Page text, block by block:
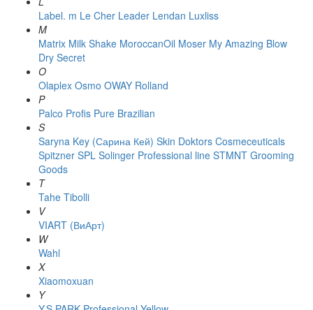
Label. m Le Cher Leader Lendan Luxliss
M
Matrix Milk Shake MoroccanOil Moser My Amazing Blow
Dry Secret
O
Olaplex Osmo OWAY Rolland
P
Palco Profis Pure Brazilian
S
Saryna Key (Сарина Кей) Skin Doktors Cosmeceuticals
Spitzner SPL Solinger Professional line STMNT Grooming
Goods
T
Tahe Tibolli
V
VIART (ВиАрт)
W
Wahl
X
Xiaomoxuan
Y